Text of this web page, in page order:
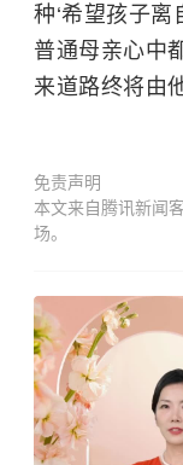
种‘希望孩子离
普通母亲心中
来道路终将由
免责声明
本文来自腾讯新闻
场。